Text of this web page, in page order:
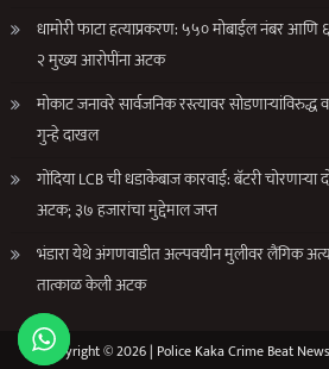
धामोरी फाटा हत्याप्रकरण: ५५० मोबाईल नंबर आणि
२ मुख्य आरोपींना अटक
मोकाट जनावरे सार्वजनिक रस्त्यावर सोडणाऱ्यांविरुद्ध
गुन्हे दाखल
गोंदिया LCB ची धडाकेबाज कारवाई: बॅटरी चोरणाऱ्या
अटक; ३७ हजारांचा मुद्देमाल जप्त
भंडारा येथे अंगणवाडीत अल्पवयीन मुलीवर लैंगिक
तात्काळ केली अटक
Copyright © 2026 | Police Kaka Crime Beat